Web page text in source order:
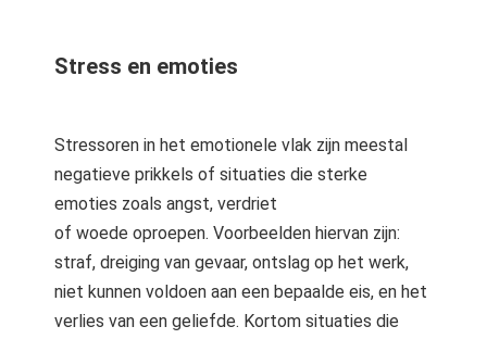
Stress en emoties
Stressoren in het emotionele vlak zijn meestal
negatieve prikkels of situaties die sterke
emoties zoals angst, verdriet
of woede oproepen. Voorbeelden hiervan zijn:
straf, dreiging van gevaar, ontslag op het werk,
niet kunnen voldoen aan een bepaalde eis, en het
verlies van een geliefde. Kortom situaties die